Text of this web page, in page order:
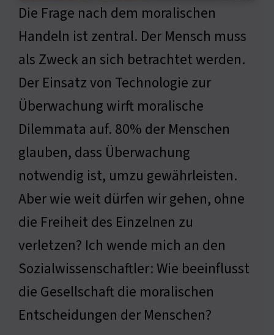
Die Frage nach dem moralischen
Handeln ist zentral. Der Mensch muss
als Zweck an sich betrachtet werden.
Der Einsatz von Technologie zur
Überwachung wirft moralische
Dilemmata auf. 80% der Menschen
glauben, dass Überwachung
notwendig ist, umzu gewährleisten.
Aber wie weit dürfen wir gehen, ohne
die Freiheit des Einzelnen zu
verletzen? Ich wende mich an den
Sozialwissenschaftler: Wie beeinflusst
die Gesellschaft die moralischen
Entscheidungen der Menschen?